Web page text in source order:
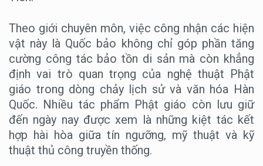
Theo giới chuyên môn, việc công nhận các hiện
vật này là Quốc bảo không chỉ góp phần tăng
cường công tác bảo tồn di sản mà còn khẳng
định vai trò quan trọng của nghệ thuật Phật
giáo trong dòng chảy lịch sử và văn hóa Hàn
Quốc. Nhiều tác phẩm Phật giáo còn lưu giữ
đến ngày nay được xem là những kiệt tác kết
hợp hài hòa giữa tín ngưỡng, mỹ thuật và kỹ
thuật thủ công truyền thống.